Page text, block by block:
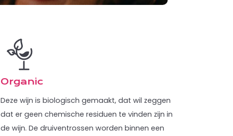
Organic
Deze wijn is biologisch gemaakt, dat wil zeggen
dat er geen chemische residuen te vinden zijn in
de wijn. De druiventrossen worden binnen een